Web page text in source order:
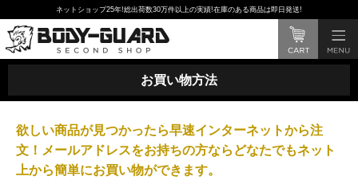
ネットショップ25年!総出荷数30万件以上の実績!在庫のある商品は即日発送!
お買い物方法
欲しい商品が見つかったら早速インターネットから注
文！メールアドレスをお持ちの方ならどなたでもネット
上から簡単にお買い物ができます。